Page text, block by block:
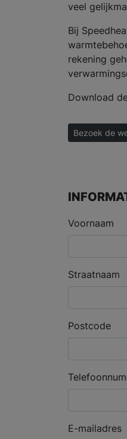
veel
Bij
rekening
Download
Bezoek de
Voornaam
Straatnaam
Postcode
E-mailadres